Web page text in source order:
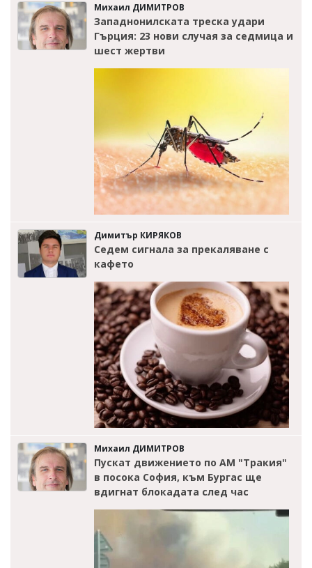
Михаил ДИМИТРОВ
Западнонилската треска удари
Гърция: 23 нови случая за седмица и
шест жертви
Димитър КИРЯКОВ
Седем сигнала за прекаляване с
кафето
Михаил ДИМИТРОВ
Пускат движението по АМ "Тракия"
в посока София, към Бургас ще
вдигнат блокадата след час